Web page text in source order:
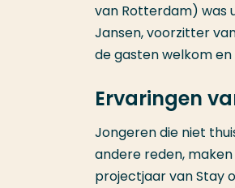
van Rotterdam) was
Jansen, voorzitter
de gasten welkom
Ervaringen
Jongeren die niet
andere reden,
projectjaar van Stay